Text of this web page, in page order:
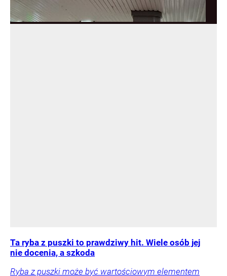
Ta ryba z puszki to prawdziwy hit. Wiele osób jej
nie docenia, a szkoda
Ryba z puszki może być wartościowym elementem